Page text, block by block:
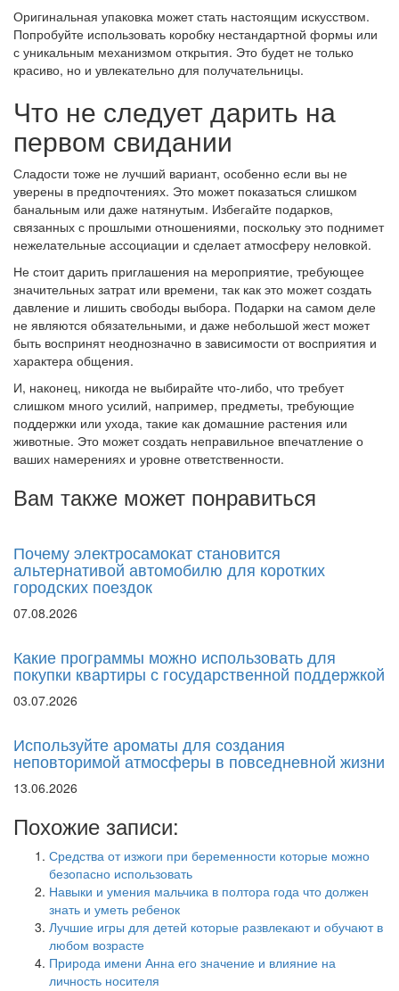
Оригинальная упаковка может стать настоящим искусством.
Попробуйте использовать коробку нестандартной формы или
с уникальным механизмом открытия. Это будет не только
красиво, но и увлекательно для получательницы.
Что не следует дарить на
первом свидании
Сладости тоже не лучший вариант, особенно если вы не
уверены в предпочтениях. Это может показаться слишком
банальным или даже натянутым. Избегайте подарков,
связанных с прошлыми отношениями, поскольку это поднимет
нежелательные ассоциации и сделает атмосферу неловкой.
Не стоит дарить приглашения на мероприятие, требующее
значительных затрат или времени, так как это может создать
давление и лишить свободы выбора. Подарки на самом деле
не являются обязательными, и даже небольшой жест может
быть воспринят неоднозначно в зависимости от восприятия и
характера общения.
И, наконец, никогда не выбирайте что-либо, что требует
слишком много усилий, например, предметы, требующие
поддержки или ухода, такие как домашние растения или
животные. Это может создать неправильное впечатление о
ваших намерениях и уровне ответственности.
Вам также может понравиться
Почему электросамокат становится
альтернативой автомобилю для коротких
городских поездок
07.08.2026
Какие программы можно использовать для
покупки квартиры с государственной поддержкой
03.07.2026
Используйте ароматы для создания
неповторимой атмосферы в повседневной жизни
13.06.2026
Похожие записи:
Средства от изжоги при беременности которые можно
безопасно использовать
Навыки и умения мальчика в полтора года что должен
знать и уметь ребенок
Лучшие игры для детей которые развлекают и обучают в
любом возрасте
Природа имени Анна его значение и влияние на
личность носителя